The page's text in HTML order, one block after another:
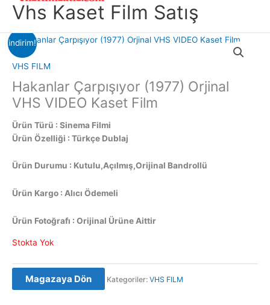
Vhs Kaset Film Satış
indirim!
VHS FILM
Hakanlar Çarpışıyor (1977) Orjinal
VHS VIDEO Kaset Film
Ürün Türü : Sinema Filmi
Ürün Özelliği : Türkçe Dublaj
Ürün Durumu : Kutulu,Açılmış,Orijinal Bandrollü
Ürün Kargo : Alıcı Ödemeli
Ürün Fotoğrafı : Orijinal Ürüne Aittir
Stokta Yok
Magazaya Dön Kategoriler: VHS FILM